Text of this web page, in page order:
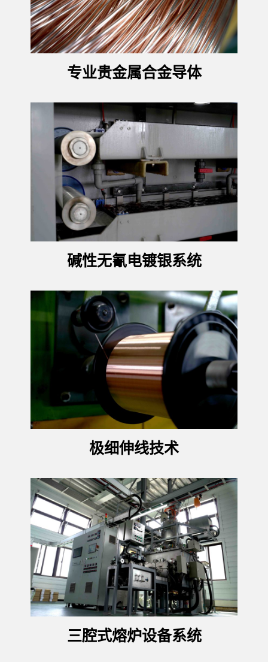
专业贵金属合金导体
碱性无氰电镀银系统
极细伸线技术
三腔式熔炉设备系统